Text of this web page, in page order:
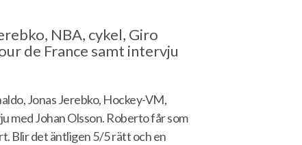
NBA, cykel, Giro
de France samt intervju
Jonas Jerebko, Hockey-VM,
med Johan Olsson. Roberto får som
Blir det äntligen 5/5 rätt och en